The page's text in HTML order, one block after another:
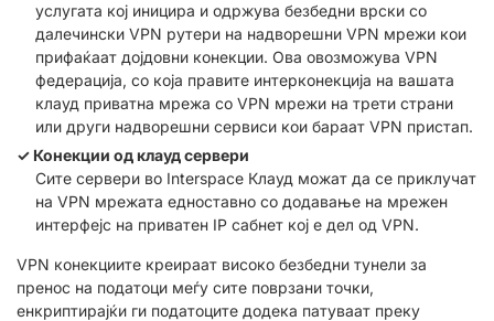
услугата кој иницира и одржува безбедни врски со
далечински VPN рутери на надворешни VPN мрежи кои
прифаќаат дојдовни конекции. Ова овозможува VPN
федерација, со која правите интерконекција на вашата
клауд приватна мрежа со VPN мрежи на трети страни
или други надворешни сервиси кои бараат VPN пристап.
Конекции од клауд сервери
Сите сервери во Interspace Клауд можат да се приклучат
на VPN мрежата едноставно со додавање на мрежен
интерфејс на приватен IP сабнет кој е дел од VPN.
VPN конекциите креираат високо безбедни тунели за
пренос на податоци меѓу сите поврзани точки,
енкриптирајќи ги податоците додека патуваат преку